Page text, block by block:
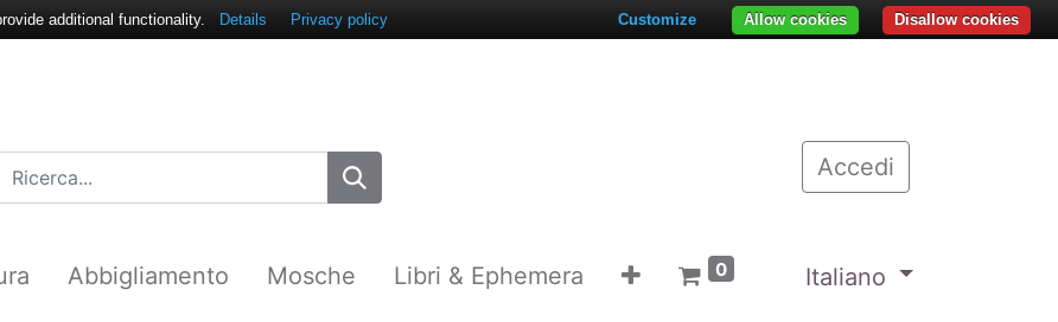
Accedi
Abbigliamento Mosche Libri & Ephemera 0 Italiano
additional functionality. Details Privacy policy Disallow cookies
Allow cookies
Customize